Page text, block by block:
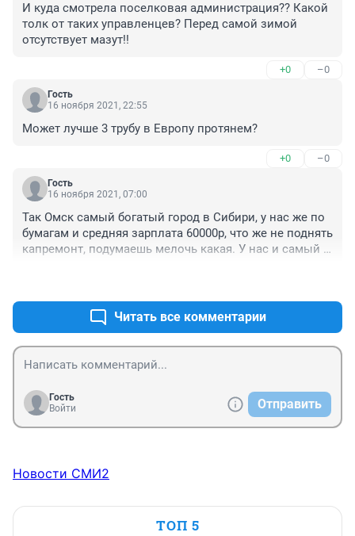
И куда смотрела поселковая администрация?? Какой
толк от таких управленцев? Перед самой зимой
отсутствует мазут!!
+0 –0
Гость
16 ноября 2021, 22:55
Может лучше 3 трубу в Европу протянем?
+0 –0
Гость
16 ноября 2021, 07:00
Так Омск самый богатый город в Сибири, у нас же по
бумагам и средняя зарплата 60000р, что же не поднять
капремонт, подумаешь мелочь какая. У нас и самый
Читать все комментарии
Гость
Войти
Отправить
Новости СМИ2
ТОП 5